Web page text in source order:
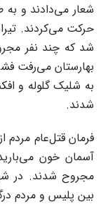
شعار می‌دادند و به
شد که چند نفر
بهارستان می‌رفت
به شلیک گلوله و
شدند.
فرمان قتل‌عام
آسمان خون
مجروح شدند. در
بین پلیس و مردم